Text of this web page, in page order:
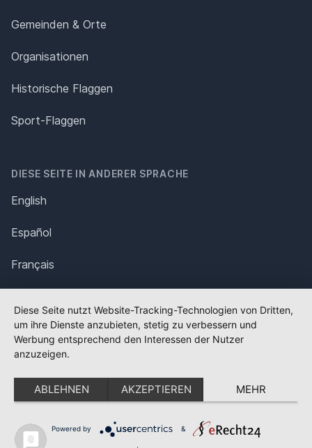
Gemeinden & Orte
Organisationen
Historische Flaggen
Sport-Flaggen
DIESE SEITE IN ANDERER SPRACHE
English
Español
Français
Polska
Português
Nederlands
Svenska
Diese Seite nutzt Website-Tracking-Technologien von Dritten,
um ihre Dienste anzubieten, stetig zu verbessern und
Werbung entsprechend den Interessen der Nutzer
anzuzeigen.
ABLEHNEN AKZEPTIEREN MEHR
Powered by &